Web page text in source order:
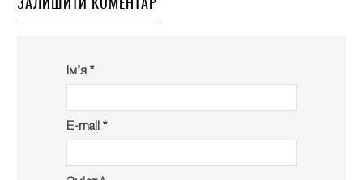
Ім’я *
E-mail *